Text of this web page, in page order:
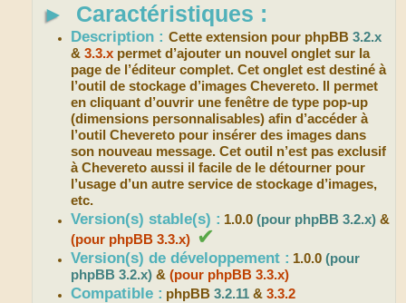
► Caractéristiques :
Description :Cette extension pour phpBB3.2.x
&3.3.x permet d’ajouter un nouvel onglet sur la
page de l’éditeur complet. Cet onglet est destiné à
l’outil de stockage d’images Chevereto. Il permet
en cliquant d’ouvrir une fenêtre de type pop-up
(dimensions personnalisables) afin d’accéder à
l’outil Chevereto pour insérer des images dans
son nouveau message. Cet outil n’est pas exclusif
à Chevereto aussi il facile de le détourner pour
l’usage d’un autre service de stockage d’images,
etc.
Version(s) stable(s) : 1.0.0(pour phpBB 3.2.x) &
(pour phpBB 3.3.x) ✔
Version(s) de développement : 1.0.0(pour
phpBB 3.2.x) &(pour phpBB 3.3.x)
Compatible : phpBB3.2.11 &3.3.2